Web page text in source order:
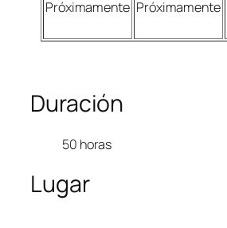
Próximamente Próximamente
Duración
50 horas
Lugar